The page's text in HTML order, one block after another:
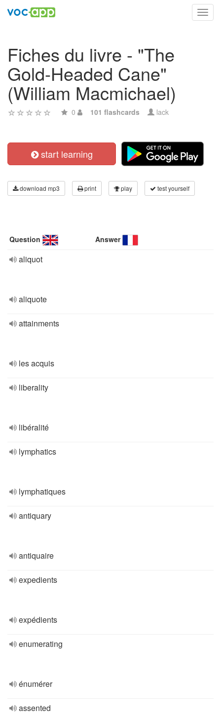
Fiches du livre - "The
Gold-Headed Cane"
(William Macmichael)
0 101 flashcards lack
start learning
download mp3 print play test yourself
Question Answer
aliquot
aliquote
attainments
les acquis
liberality
libéralité
lymphatics
lymphatiques
antiquary
antiquaire
expedients
expédients
enumerating
énumérer
assented